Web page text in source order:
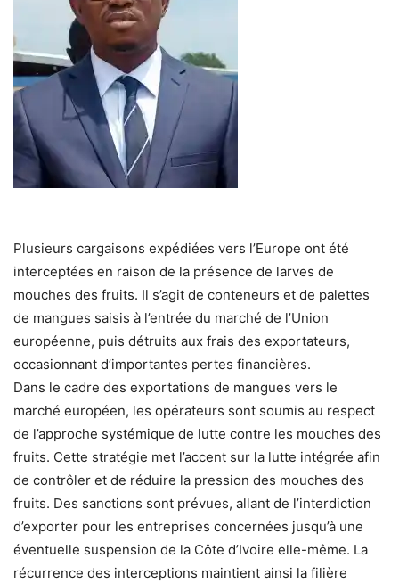
Plusieurs cargaisons expédiées vers l’Europe ont été
interceptées en raison de la présence de larves de
mouches des fruits. Il s’agit de conteneurs et de palettes
de mangues saisis à l’entrée du marché de l’Union
européenne, puis détruits aux frais des exportateurs,
occasionnant d’importantes pertes financières.
Dans le cadre des exportations de mangues vers le
marché européen, les opérateurs sont soumis au respect
de l’approche systémique de lutte contre les mouches des
fruits. Cette stratégie met l’accent sur la lutte intégrée afin
de contrôler et de réduire la pression des mouches des
fruits. Des sanctions sont prévues, allant de l’interdiction
d’exporter pour les entreprises concernées jusqu’à une
éventuelle suspension de la Côte d’Ivoire elle-même. La
récurrence des interceptions maintient ainsi la filière